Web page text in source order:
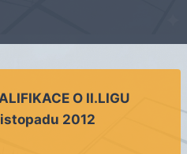
O II.LIGU
2012